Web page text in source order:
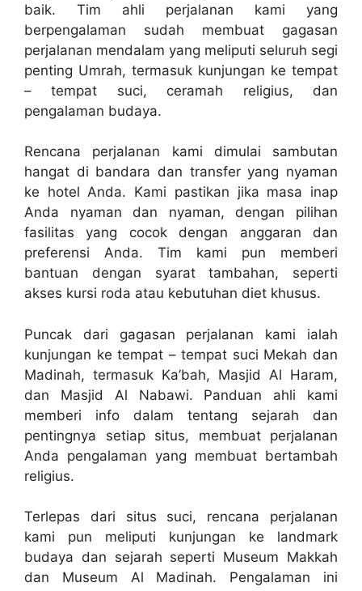
baik. Tim ahli perjalanan kami yang
berpengalaman sudah membuat gagasan
perjalanan mendalam yang meliputi seluruh segi
penting Umrah, termasuk kunjungan ke tempat
– tempat suci, ceramah religius, dan
pengalaman budaya.
Rencana perjalanan kami dimulai sambutan
hangat di bandara dan transfer yang nyaman
ke hotel Anda. Kami pastikan jika masa inap
Anda nyaman dan nyaman, dengan pilihan
fasilitas yang cocok dengan anggaran dan
preferensi Anda. Tim kami pun memberi
bantuan dengan syarat tambahan, seperti
akses kursi roda atau kebutuhan diet khusus.
Puncak dari gagasan perjalanan kami ialah
kunjungan ke tempat – tempat suci Mekah dan
Madinah, termasuk Ka’bah, Masjid Al Haram,
dan Masjid Al Nabawi. Panduan ahli kami
memberi info dalam tentang sejarah dan
pentingnya setiap situs, membuat perjalanan
Anda pengalaman yang membuat bertambah
religius.
Terlepas dari situs suci, rencana perjalanan
kami pun meliputi kunjungan ke landmark
budaya dan sejarah seperti Museum Makkah
dan Museum Al Madinah. Pengalaman ini